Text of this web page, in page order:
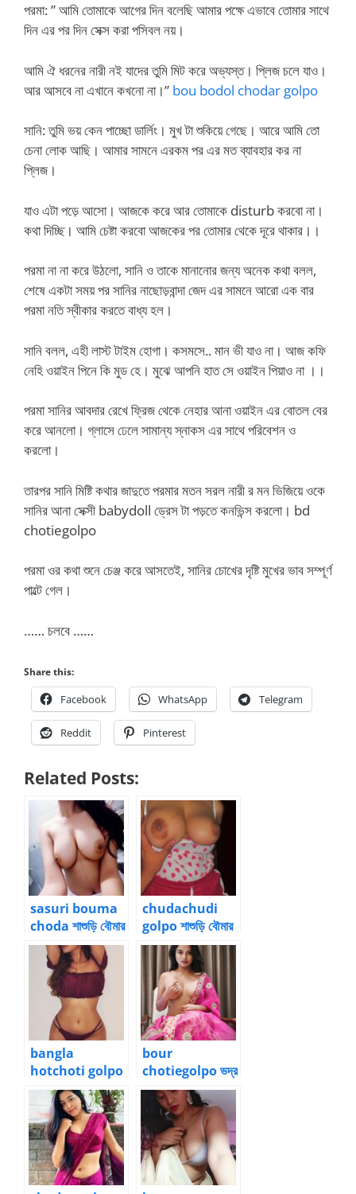
পরমা: ” আমি তোমাকে আগের দিন বলেছি আমার পক্ষে এভাবে তোমার সাথে
দিন এর পর দিন সেক্স করা পসিবল নয়।
আমি ঐ ধরনের নারী নই যাদের তুমি মিট করে অভ্যস্ত। প্লিজ চলে যাও।
আর আসবে না এখানে কখনো না।” bou bodol chodar golpo
সানি: তুমি ভয় কেন পাচ্ছো ডার্লিং। মুখ টা শুকিয়ে গেছে। আরে আমি তো
চেনা লোক আছি। আমার সামনে এরকম পর এর মত ব্যাবহার কর না
প্লিজ।
যাও এটা পড়ে আসো। আজকে করে আর তোমাকে disturb করবো না।
কথা দিচ্ছি। আমি চেষ্টা করবো আজকের পর তোমার থেকে দূরে থাকার।।
পরমা না না করে উঠলো, সানি ও তাকে মানানোর জন্য অনেক কথা বলল,
শেষে একটা সময় পর সানির নাছোড়বান্দা জেদ এর সামনে আরো এক বার
পরমা নতি স্বীকার করতে বাধ্য হল।
সানি বলল, এহী লাস্ট টাইম হোগা। কসমসে.. মান ভী যাও না। আজ কফি
নেহি ওয়াইন পিনে কি মুড হে। মুঝে আপনি হাত সে ওয়াইন পিয়াও না ।।
পরমা সানির আবদার রেখে ফ্রিজ থেকে নেহার আনা ওয়াইন এর বোতল বের
করে আনলো। গ্লাসে ঢেলে সামান্য স্নাকস এর সাথে পরিবেশন ও
করলো।
তারপর সানি মিষ্টি কথার জাদুতে পরমার মতন সরল নারী র মন ভিজিয়ে ওকে
সানির আনা সেক্সী babydoll ড্রেস টা পড়তে কনভিন্স করলো। bd
chotiegolpo
পরমা ওর কথা শুনে চেঞ্জ করে আসতেই, সানির চোখের দৃষ্টি মুখের ভাব সম্পূর্ণ
পাল্টে গেল।
…… চলবে ……
Share this:
Facebook WhatsApp Telegram
Reddit Pinterest
Related Posts:
sasuri bouma
choda শাশুড়ি বৌমার
চোদার গল্প ২
chudachudi
golpo শাশুড়ি বৌমার
চোদার গল্প ৩
bangla
hotchoti golpo
ভদ্র বউ থেকে বদলে
যাওয়া পল্লবী ১০
bour
chotiegolpo ভদ্র
বউ থেকে বদলে যাওয়া
পল্লবী ১১